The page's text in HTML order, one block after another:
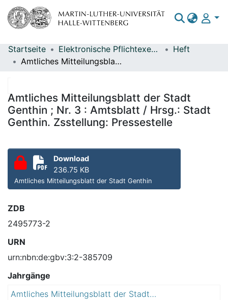
Bereiche & Sammlungen
Statistiken
Startseite Elektronische Pflichtexemplare
Heft
Amtliches Mitteilungsblatt der Stadt Genthin ; Nr. 3 : Amtsblatt / Hrsg.: Stadt Genthin. Zsstellung: Pressestelle
Amtliches Mitteilungsblatt der Stadt
Genthin ; Nr. 3 : Amtsblatt / Hrsg.: Stadt
Genthin. Zsstellung: Pressestelle
Download
236.75 KB
Amtliches Mitteilungsblatt der Stadt Genthin
ZDB
2495773-2
URN
urn:nbn:de:gbv:3:2-385709
Jahrgänge
Amtliches Mitteilungsblatt der Stadt Genthin : Amtsblatt